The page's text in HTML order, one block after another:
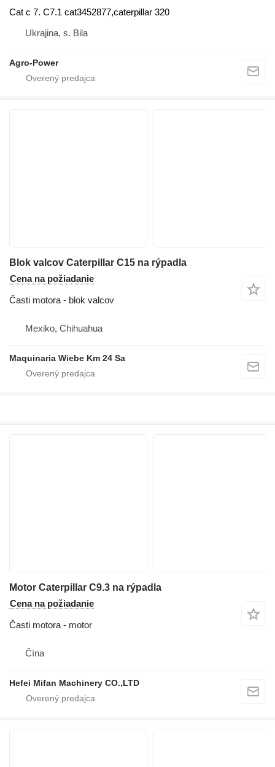
Cat c 7. C7.1 cat3452877,caterpillar 320
Ukrajina, s. Bila
Agro-Power
Blok valcov Caterpillar C15 na rýpadla
Cena na požiadanie
Časti motora - blok valcov
Mexiko, Chihuahua
Maquinaria Wiebe Km 24 Sa
Motor Caterpillar C9.3 na rýpadla
Cena na požiadanie
Časti motora - motor
Čína
Hefei Mifan Machinery CO.,LTD